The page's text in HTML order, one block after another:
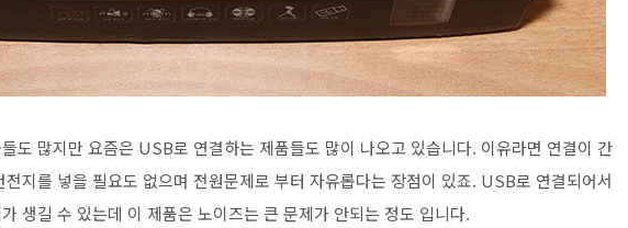
도 많지만 요즘은 USB로 연결하는 제품들도 많이 나오고 있습니다. 이유라면 연결이 간
지를 넣을 필요도 없으며 전원문제로 부터 자유롭다는 장점이 있죠. USB로 연결되어서
생길 수 있는데 이 제품은 노이즈는 큰 문제가 안되는 정도 입니다.